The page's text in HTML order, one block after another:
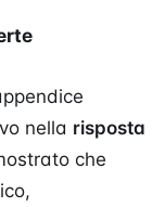
nella risposta
che